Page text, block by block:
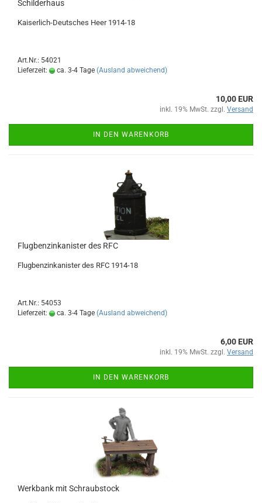
Schilderhaus
Kaiserlich-Deutsches Heer 1914-18
Art.Nr.: 54021
Lieferzeit:
ca. 3-4 Tage (Ausland abweichend)
10,00 EUR
inkl. 19% MwSt. zzgl. Versand
IN DEN WARENKORB
Flugbenzinkanister des RFC
Flugbenzinkanister des RFC 1914-18
Art.Nr.: 54053
Lieferzeit:
ca. 3-4 Tage (Ausland abweichend)
6,00 EUR
inkl. 19% MwSt. zzgl. Versand
IN DEN WARENKORB
Werkbank mit Schraubstock